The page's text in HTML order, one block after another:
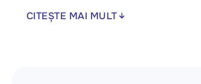
Compatibilitate: Compatibil cu sistemul
CITEȘTE MAI MULT